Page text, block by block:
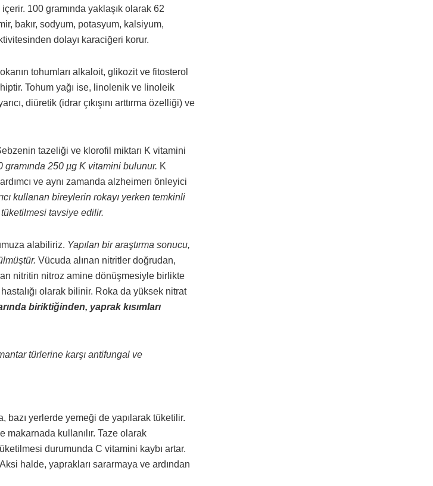
100 gramında yaklaşık olarak 62
bakır, sodyum, potasyum, kalsiyum,
dolayı karaciğeri korur.
tohumları alkaloit, glikozit ve fitosterol
Tohum yağı ise, linolenik ve linoleik
diüretik (idrar çıkışını arttırma özelliği) ve
tazeliği ve klorofil miktarı K vitamini
250 µg K vitamini bulunur. K
ve aynı zamanda alzheimerı önleyici
kullanan bireylerin rokayı yerken temkinli
tüketilmesi tavsiye edilir.
alabiliriz. Yapılan bir araştırma sonucu,
Vücuda alınan nitritler doğrudan,
nitritin nitroz amine dönüşmesiyle birlikte
olarak bilinir. Roka da yüksek nitrat
biriktiğinden, yaprak kısımları
türlerine karşı antifungal ve
yerlerde yemeği de yapılarak tüketilir.
makarnada kullanılır. Taze olarak
durumunda C vitamini kaybı artar.
halde, yaprakları sararmaya ve ardından